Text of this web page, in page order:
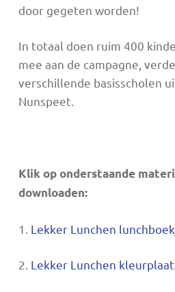
door gegeten worden!
In totaal doen ruim 400
mee aan de campagne,
verschillende basisscholen
Nunspeet.
Klik op onderstaande
downloaden:
1. Lekker Lunchen
2. Lekker Lunchen kleurplaat